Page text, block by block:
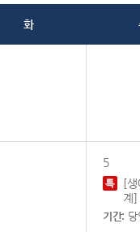
화
5
[
계]
기간: